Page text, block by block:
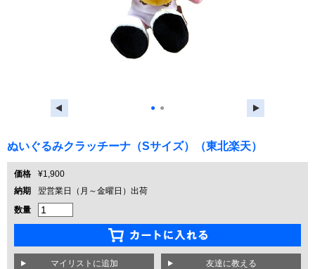
● ●
ぬいぐるみクラッチーナ（Sサイズ）（東北楽天）
価格
¥1,900
納期
翌営業日（月～金曜日）出荷
数量
友達に教える